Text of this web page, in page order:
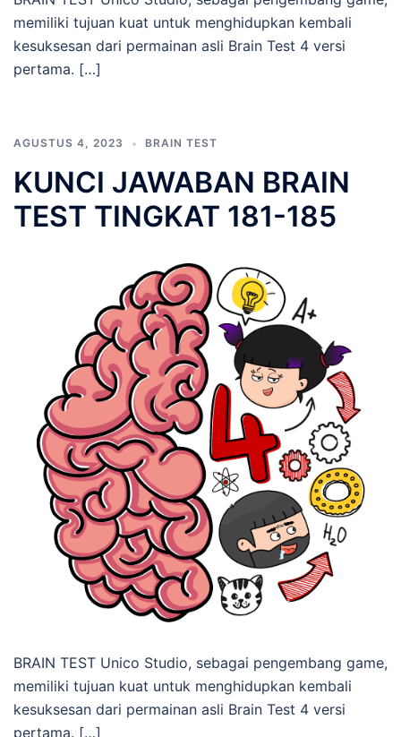
memiliki tujuan kuat untuk menghidupkan kembali
kesuksesan dari permainan asli Brain Test 4 versi
pertama. […]
AGUSTUS 4, 2023 BRAIN TEST
KUNCI JAWABAN BRAIN
TEST TINGKAT 181-185
BRAIN TEST Unico Studio, sebagai pengembang game,
memiliki tujuan kuat untuk menghidupkan kembali
kesuksesan dari permainan asli Brain Test 4 versi
pertama. […]